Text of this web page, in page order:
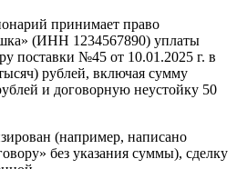
принимает право
(ИНН 1234567890) уплаты
поставки №45 от 10.01.2025 г. в
рублей, включая сумму
и договорную неустойку 50
(например, написано
без указания суммы), сделку